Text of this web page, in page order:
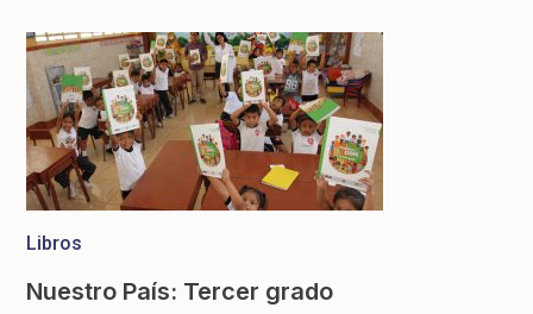
Libros
Nuestro País: Tercer grado